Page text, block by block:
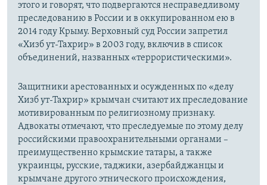
этого и говорят, что подвергаются несправедливому
преследованию в России и в оккупированном ею в
2014 году Крыму. Верховный суд России запретил
«Хизб ут-Тахрир» в 2003 году, включив в список
объединений, названных «террористическими».
Защитники арестованных и осужденных по «делу
Хизб ут-Тахрир» крымчан считают их преследование
мотивированным по религиозному признаку.
Адвокаты отмечают, что преследуемые по этому делу
российскими правоохранительными органами –
преимущественно крымские татары, а также
украинцы, русские, таджики, азербайджанцы и
крымчане другого этнического происхождения,